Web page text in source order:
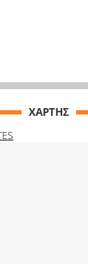
ΧΑΡΤΗΣ